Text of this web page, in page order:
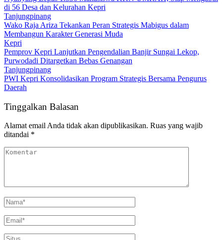
di 56 Desa dan Kelurahan Kepri
Tanjungpinang
Wako Raja Ariza Tekankan Peran Strategis Mabigus dalam
Membangun Karakter Generasi Muda
Kepri
Pemprov Kepri Lanjutkan Pengendalian Banjir Sungai Lekop,
Purwodadi Ditargetkan Bebas Genangan
Tanjungpinang
PWI Kepri Konsolidasikan Program Strategis Bersama Pengurus
Daerah
Tinggalkan Balasan
Alamat email Anda tidak akan dipublikasikan. Ruas yang wajib
ditandai *